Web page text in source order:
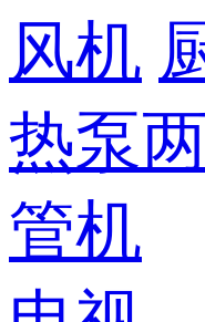
风机
热泵
管机